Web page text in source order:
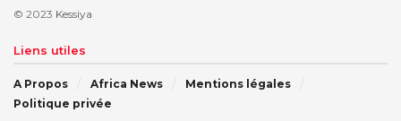
© 2023 Kessiya
Liens utiles
A Propos Africa News
Mentions légales
Politique privée